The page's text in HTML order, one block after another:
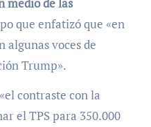
que enfatizó que «en
algunas voces de
Trump».
contraste con la
el TPS para 350.000